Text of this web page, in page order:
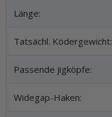
Länge:
Tatsächl. Ködergewicht:
Passende Jigköpfe:
Widegap-Haken: